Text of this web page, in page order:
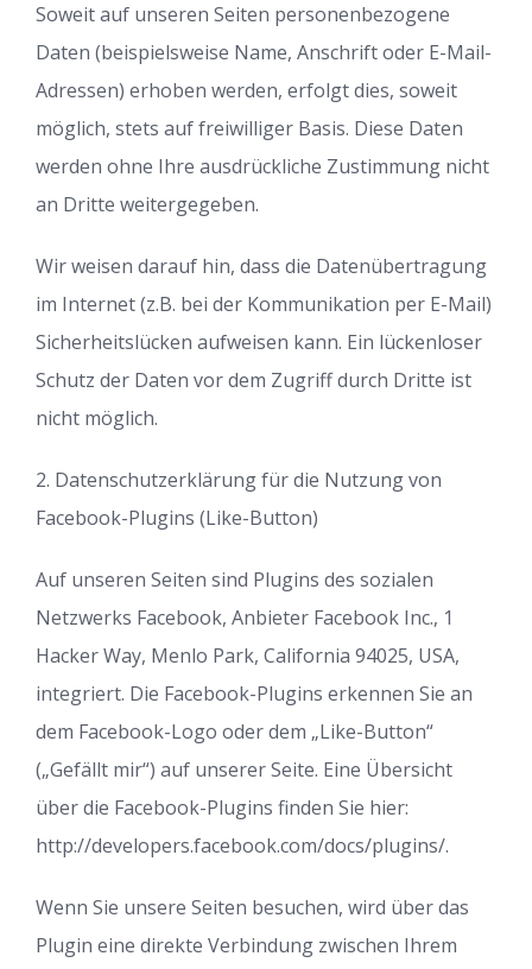
Soweit auf unseren Seiten personenbezogene
Daten (beispielsweise Name, Anschrift oder E-Mail-
Adressen) erhoben werden, erfolgt dies, soweit
möglich, stets auf freiwilliger Basis. Diese Daten
werden ohne Ihre ausdrückliche Zustimmung nicht
an Dritte weitergegeben.
Wir weisen darauf hin, dass die Datenübertragung
im Internet (z.B. bei der Kommunikation per E-Mail)
Sicherheitslücken aufweisen kann. Ein lückenloser
Schutz der Daten vor dem Zugriff durch Dritte ist
nicht möglich.
2. Datenschutzerklärung für die Nutzung von
Facebook-Plugins (Like-Button)
Auf unseren Seiten sind Plugins des sozialen
Netzwerks Facebook, Anbieter Facebook Inc., 1
Hacker Way, Menlo Park, California 94025, USA,
integriert. Die Facebook-Plugins erkennen Sie an
dem Facebook-Logo oder dem „Like-Button“
(„Gefällt mir“) auf unserer Seite. Eine Übersicht
über die Facebook-Plugins finden Sie hier:
http://developers.facebook.com/docs/plugins/.
Wenn Sie unsere Seiten besuchen, wird über das
Plugin eine direkte Verbindung zwischen Ihrem